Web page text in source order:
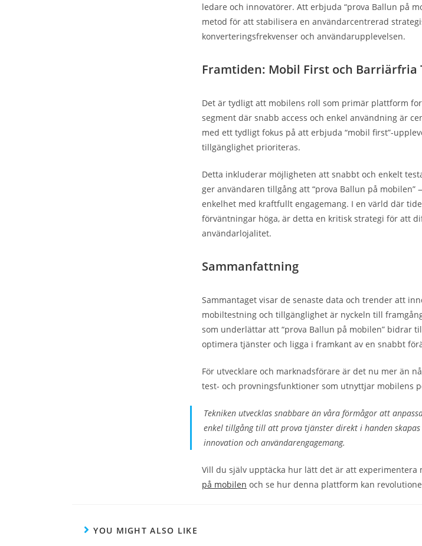
ledare och innovatörer. Att erbjuda “prova Ballun på
metod för att stabilisera en användarcentrerad
konverteringsfrekvenser och användarupplevelsen.
Framtiden: Mobil First och Barriärfria
Det är tydligt att mobilens roll som primär plattform
segment där snabb access och enkel användning är
med ett tydligt fokus på att erbjuda “mobil first”-
tillgänglighet prioriteras.
Detta inkluderar möjligheten att snabbt och enkelt
ger användaren tillgång att “prova Ballun på
enkelhet med kraftfullt engagemang. I en värld där
förväntningar höga, är detta en kritisk strategi för att
användarlojalitet.
Sammanfattning
Sammantaget visar de senaste data och trender att
mobiltestning och tillgänglighet är nyckeln till
som underlättar att “prova Ballun på mobilen” bidrar
optimera tjänster och ligga i framkant av en snabbt
För utvecklare och marknadsförare är det nu mer än
test- och provningsfunktioner som utnyttjar mobilens
Tekniken utvecklas snabbare än våra förmågor att
enkel tillgång till att prova tjänster direkt i handen
innovation och användarengagemang.
Vill du själv upptäcka hur lätt det är att experimentera
på mobilen och se hur denna plattform kan
YOU MIGHT ALSO LIKE